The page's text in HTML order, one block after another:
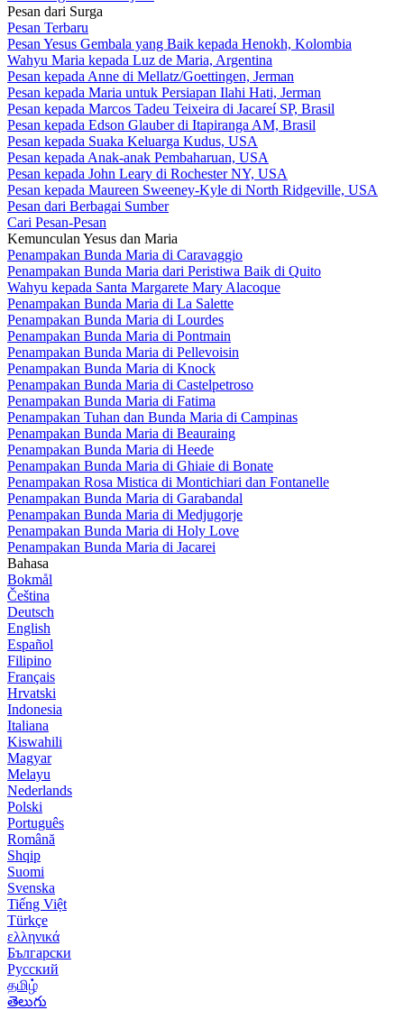
Pesan dari Surga
Pesan Terbaru
Pesan Yesus Gembala yang Baik kepada Henokh, Kolombia
Wahyu Maria kepada Luz de Maria, Argentina
Pesan kepada Anne di Mellatz/Goettingen, Jerman
Pesan kepada Maria untuk Persiapan Ilahi Hati, Jerman
Pesan kepada Marcos Tadeu Teixeira di Jacareí SP, Brasil
Pesan kepada Edson Glauber di Itapiranga AM, Brasil
Pesan kepada Suaka Keluarga Kudus, USA
Pesan kepada Anak-anak Pembaharuan, USA
Pesan kepada John Leary di Rochester NY, USA
Pesan kepada Maureen Sweeney-Kyle di North Ridgeville, USA
Pesan dari Berbagai Sumber
Cari Pesan-Pesan
Kemunculan Yesus dan Maria
Penampakan Bunda Maria di Caravaggio
Penampakan Bunda Maria dari Peristiwa Baik di Quito
Wahyu kepada Santa Margarete Mary Alacoque
Penampakan Bunda Maria di La Salette
Penampakan Bunda Maria di Lourdes
Penampakan Bunda Maria di Pontmain
Penampakan Bunda Maria di Pellevoisin
Penampakan Bunda Maria di Knock
Penampakan Bunda Maria di Castelpetroso
Penampakan Bunda Maria di Fatima
Penampakan Tuhan dan Bunda Maria di Campinas
Penampakan Bunda Maria di Beauraing
Penampakan Bunda Maria di Heede
Penampakan Bunda Maria di Ghiaie di Bonate
Penampakan Rosa Mistica di Montichiari dan Fontanelle
Penampakan Bunda Maria di Garabandal
Penampakan Bunda Maria di Medjugorje
Penampakan Bunda Maria di Holy Love
Penampakan Bunda Maria di Jacarei
Bahasa
Bokmål
Čeština
Deutsch
English
Español
Filipino
Français
Hrvatski
Indonesia
Italiana
Kiswahili
Magyar
Melayu
Nederlands
Polski
Português
Română
Shqip
Suomi
Svenska
Tiếng Việt
Türkçe
ελληνικά
Български
Русский
தமிழ்
తెలుగు